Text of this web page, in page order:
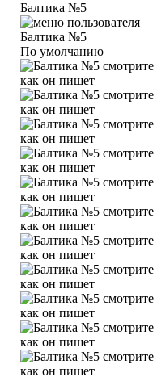
Балтика №5
По умолчанию